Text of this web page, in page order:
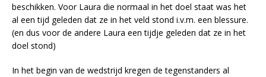
beschikken. Voor Laura die normaal in het doel staat was het
al een tijd geleden dat ze in het veld stond i.v.m. een blessure.
(en dus voor de andere Laura een tijdje geleden dat ze in het
doel stond)
In het begin van de wedstrijd kregen de tegenstanders al